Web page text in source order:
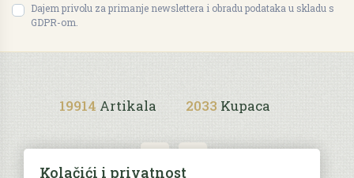
Dajem privolu za primanje newslettera i obradu podataka u skladu s
GDPR-om.
19914 Artikala 2033 Kupaca
Kolačići i privatnost